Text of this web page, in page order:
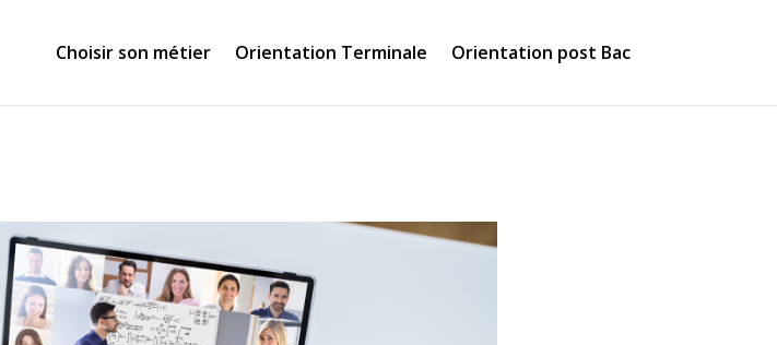
Choisir son métier Orientation Terminale Orientation post Bac